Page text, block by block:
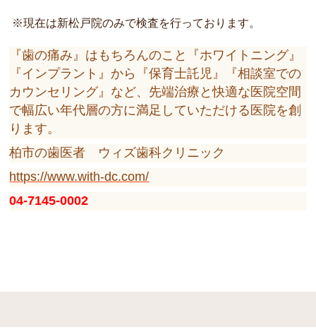
※現在は新松戸院のみで検査を行っております。
『歯の痛み』はもちろんのこと『ホワイトニング』
『インプラント』から『保育士託児』『相談室での
カウンセリング』など、先端治療と快適な医院空間
で幅広い年代層の方に満足していただける医院を創
ります。
柏市の歯医者 ウィズ歯科クリニック
https://www.with-dc.com/
04-7145-0002